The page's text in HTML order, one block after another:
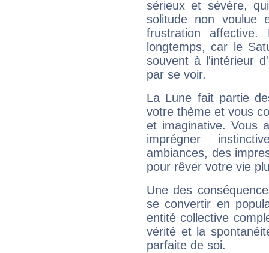
sérieux et sévère,
solitude non voulue
frustration
longtemps, car le
souvent à l'intérieur
par se voir.
La Lune fait partie
votre thème et vous
et imaginative. Vous
imprégner
ambiances, des
pour rêver votre vie
Une des
se convertir en
entité collective
vérité et la
parfaite de soi.